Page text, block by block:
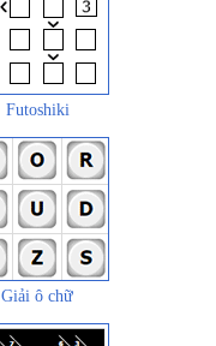
Futoshiki
Giải ô chữ